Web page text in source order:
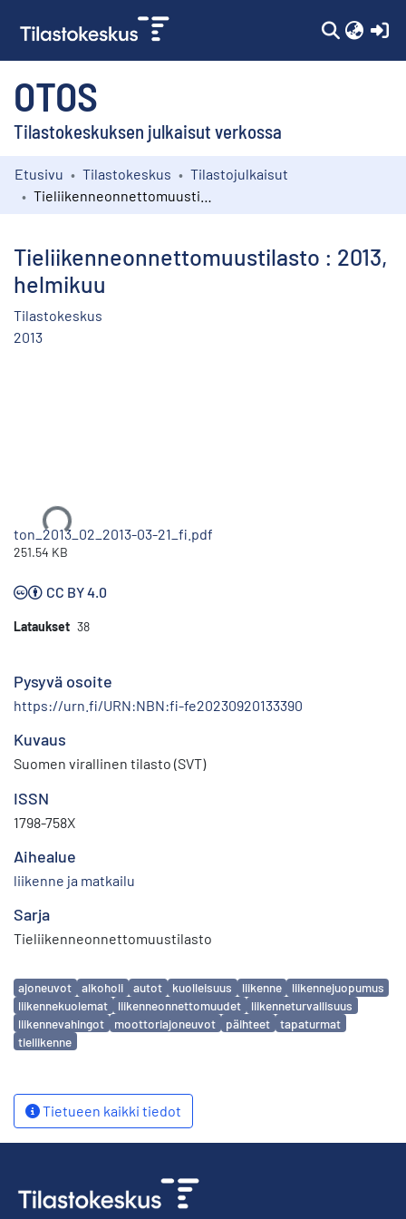
OTOS
Tilastokeskuksen julkaisut verkossa
Kokoelmat
Etusivu Tilastokeskus
Tilastojulkaisut
Tieliikenneonnettomuustilasto : 2013,
helmikuu
Tilastokeskus
2013
Ladataan...
ton_2013_02_2013-03-21_fi.pdf
251.54 KB
CC BY 4.0
Lataukset 38
Pysyvä osoite
https://urn.fi/URN:NBN:fi-fe20230920133390
Kuvaus
Suomen virallinen tilasto (SVT)
ISSN
1798-758X
Aihealue
liikenne ja matkailu
Sarja
Tieliikenneonnettomuustilasto
Avainsanat
ajoneuvot alkoholi autot kuolleisuus liikenne
liikennejuopumus
liikennekuolemat
liikenneonnettomuudet
liikenneturvallisuus
liikennevahingot
moottoriajoneuvot päihteet
tapaturmat
tieliikenne
Tietueen kaikki tiedot